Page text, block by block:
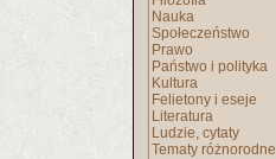
Nauka
Społeczeństwo
Prawo
Państwo i polityka
Kultura
Felietony i eseje
Literatura
Ludzie, cytaty
Tematy różnorodne